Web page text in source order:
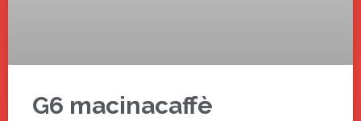
G6 macinacaffè